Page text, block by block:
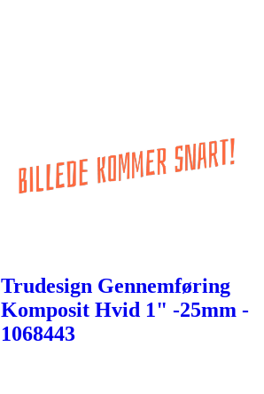
Trudesign Gennemføring
Komposit Hvid 1" -25mm -
1068443